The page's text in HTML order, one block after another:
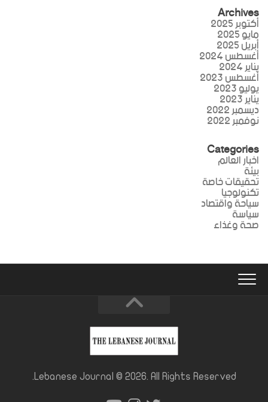
Archives
أكتوبر 2025
مايو 2025
أبريل 2025
أغسطس 2024
يناير 2024
أغسطس 2023
يوليو 2023
يناير 2023
ديسمبر 2022
نوفمبر 2022
Categories
اخبار العالم
بيئة
تحقيقات خاصة
تكنولوجيا
سياحة واقتصاد
سياسة
صحة وغذاء
Lebanese Journal © 2026. All Rights Reserved.